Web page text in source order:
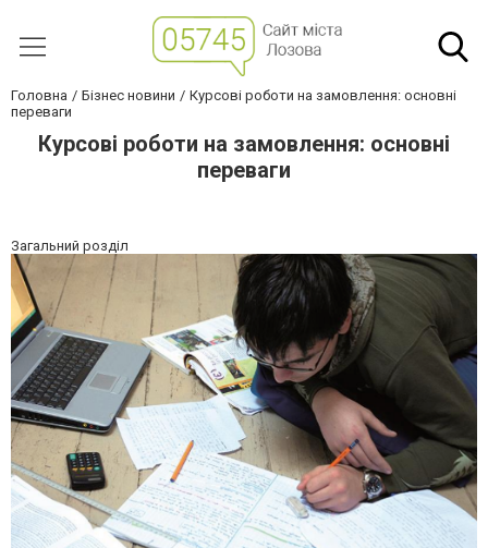
Головна Бізнес новини
Курсові роботи на замовлення: основні
переваги
Курсові роботи на замовлення: основні
переваги
Загальний розділ